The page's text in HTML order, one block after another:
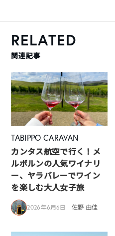
RELATED
関連記事
TABIPPO CARAVAN
カンタス航空で行く！メ
ルボルンの人気ワイナリ
ー、ヤラバレーでワイン
を楽しむ大人女子旅
2026年6月6日 佐野 由佳